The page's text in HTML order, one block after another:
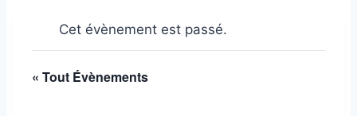
Cet évènement est passé.
« Tout Évènements